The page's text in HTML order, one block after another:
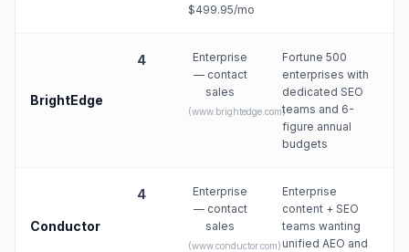
$499.95/mo
BrightEdge
4
Enterprise
— contact
sales
(www.brightedge.com)
Fortune 500
enterprises with
dedicated SEO
teams and 6-
figure annual
budgets
Conductor
4
Enterprise
— contact
sales
(www.conductor.com)
Enterprise
content + SEO
teams wanting
unified AEO and